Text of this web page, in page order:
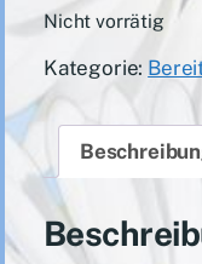
Nicht vorrätig
Kategorie: